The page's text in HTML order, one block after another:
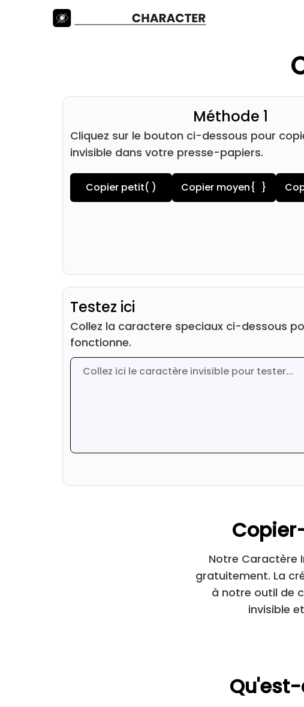
Méthode 1
Cliquez sur le bouton ci-dessous pour
invisible dans votre presse-papiers.
Copier petit( ) Copier moyen{ }
Testez ici
Collez la caractere speciaux ci-dessous
fonctionne.
Notre Caractère
gratuitement. La
à notre outil de
invisible